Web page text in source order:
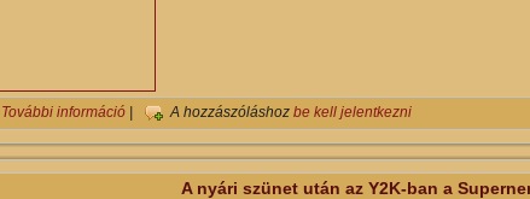
További információ ORION DAWN lemezbemutató, Téveszme, Idea Implant,
A hozzászóláshoz be kell jelentkezni
A nyári szünet után az Y2K-ban a